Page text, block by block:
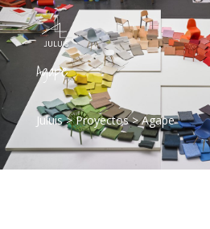
Agape
Juluis>Proyectos>Agape